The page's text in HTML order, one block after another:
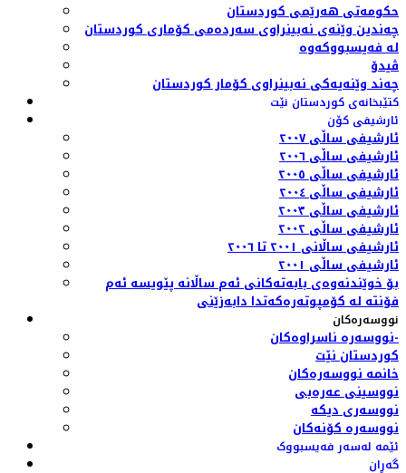
حکومەتی هەرێمی کوردستان
چەندین وێنەی نەبینراوی سەردەمی کۆماری کوردستان
لە فەیسبووکەوە
ڤیدۆ
چەند وێنەیەکی نەبینراوی کۆمار کوردستان
کتێبخانەی کوردستان نێت
ئارشیفی کۆن
ئارشیفی ساڵی ٢٠٠٧
ئارشیفی ساڵی ٢٠٠٦
ئارشیفی ساڵی ٢٠٠٥
ئارشیفی ساڵی ٢٠٠٤
ئارشیفی ساڵی ٢٠٠٣
ئارشیفی ساڵی ٢٠٠٢
ئارشیفی ساڵانی ٢٠٠١ تا ٢٠٠٦
ئارشیفی ساڵی ٢٠٠١
بۆ خوێندنەوەی بابەتەکانی ئەم ساڵانە پێویسە ئەم
فۆنتە لە کۆمپوتەرەکەتدا دابەزێنی
نووسەرەکان
نووسەرە ناسراوەکان-
کوردستان نێت
خانمە نووسەرەکان
نووسینی عەرەبی
نووسەری دیکە
نووسەرە کۆنەکان
ئێمە لەسەر فەیسبووک
گەڕان